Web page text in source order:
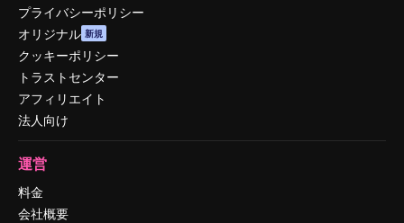
プライバシーポリシー
オリジナル 新規
クッキーポリシー
トラストセンター
アフィリエイト
法人向け
運営
料金
会社概要